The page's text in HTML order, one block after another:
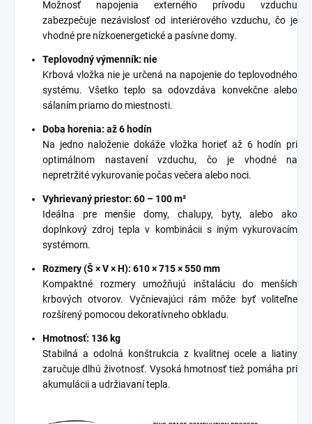
Možnosť napojenia externého prívodu vzduchu
zabezpečuje nezávislosť od interiérového vzduchu, čo je
vhodné pre nízkoenergetické a pasívne domy.
Teplovodný výmenník: nie
Krbová vložka nie je určená na napojenie do teplovodného
systému. Všetko teplo sa odovzdáva konvekčne alebo
sálaním priamo do miestnosti.
Doba horenia: až 6 hodín
Na jedno naloženie dokáže vložka horieť až 6 hodín pri
optimálnom nastavení vzduchu, čo je vhodné na
nepretržité vykurovanie počas večera alebo noci.
Vyhrievaný priestor: 60 – 100 m²
Ideálna pre menšie domy, chalupy, byty, alebo ako
doplnkový zdroj tepla v kombinácii s iným vykurovacím
systémom.
Rozmery (Š × V × H): 610 × 715 × 550 mm
Kompaktné rozmery umožňujú inštaláciu do menších
krbových otvorov. Vyčnievajúci rám môže byť voliteľne
rozšírený pomocou dekoratívneho obkladu.
Hmotnosť: 136 kg
Stabilná a odolná konštrukcia z kvalitnej ocele a liatiny
zaručuje dlhú životnosť. Vysoká hmotnosť tiež pomáha pri
akumulácii a udržiavaní tepla.